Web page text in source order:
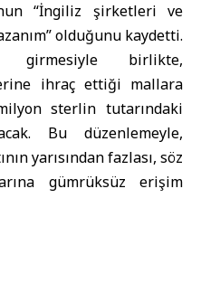
“İngiliz şirketleri ve
olduğunu kaydetti.
girmesiyle birlikte,
ihraç ettiği mallara
sterlin tutarındaki
Bu düzenlemeyle,
yarısından fazlası, söz
gümrüksüz erişim